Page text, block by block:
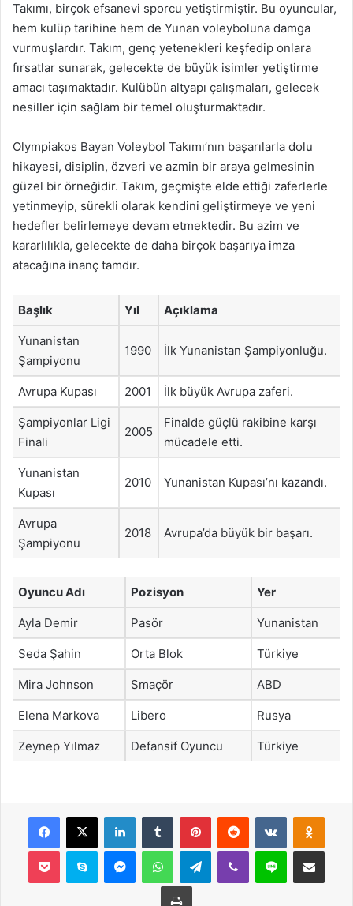
Takımı, birçok efsanevi sporcu yetiştirmiştir. Bu oyuncular,
hem kulüp tarihine hem de Yunan voleyboluna damga
vurmuşlardır. Takım, genç yetenekleri keşfedip onlara
fırsatlar sunarak, gelecekte de büyük isimler yetiştirme
amacı taşımaktadır. Kulübün altyapı çalışmaları, gelecek
nesiller için sağlam bir temel oluşturmaktadır.
Olympiakos Bayan Voleybol Takımı’nın başarılarla dolu
hikayesi, disiplin, özveri ve azmin bir araya gelmesinin
güzel bir örneğidir. Takım, geçmişte elde ettiği zaferlerle
yetinmeyip, sürekli olarak kendini geliştirmeye ve yeni
hedefler belirlemeye devam etmektedir. Bu azim ve
kararlılıkla, gelecekte de daha birçok başarıya imza
atacağına inanç tamdır.
Başlık Yıl Açıklama
Yunanistan
Şampiyonu
1990 İlk Yunanistan Şampiyonluğu.
Avrupa Kupası 2001 İlk büyük Avrupa zaferi.
Şampiyonlar Ligi
Finali
2005
Finalde güçlü rakibine karşı
mücadele etti.
Yunanistan
Kupası
2010 Yunanistan Kupası’nı kazandı.
Avrupa
Şampiyonu
2018 Avrupa’da büyük bir başarı.
Oyuncu Adı Pozisyon Yer
Ayla Demir Pasör Yunanistan
Seda Şahin Orta Blok Türkiye
Mira Johnson Smaçör ABD
Elena Markova Libero Rusya
Zeynep Yılmaz Defansif Oyuncu Türkiye
Facebook
X LinkedInTumblr PinterestReddit VKontakte
Pocket Skype MessengerWhatsAppTelegramViber Line E-Posta ile
Yazdır